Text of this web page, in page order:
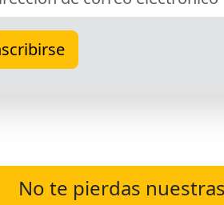
No te pierdas